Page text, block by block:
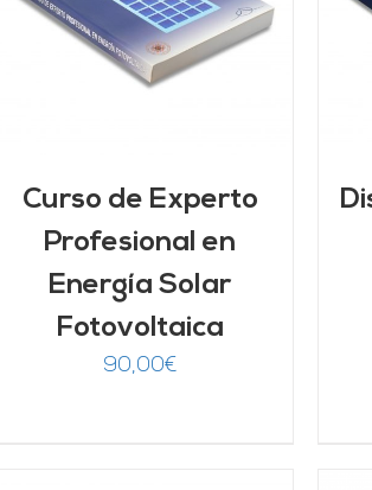
Curso de Experto
Profesional en
Energía Solar
Fotovoltaica
90,00€
DETALLES